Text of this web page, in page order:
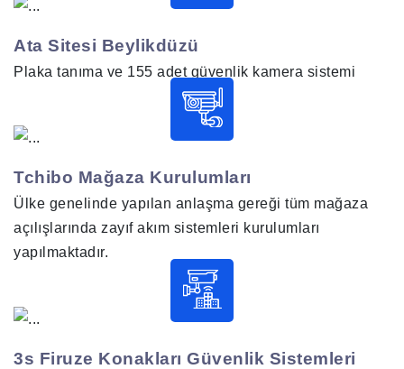
Ata Sitesi Beylikdüzü
Plaka tanıma ve 155 adet güvenlik kamera sistemi
Tchibo Mağaza Kurulumları
Ülke genelinde yapılan anlaşma gereği tüm mağaza
açılışlarında zayıf akım sistemleri kurulumları
yapılmaktadır.
3s Firuze Konakları Güvenlik Sistemleri